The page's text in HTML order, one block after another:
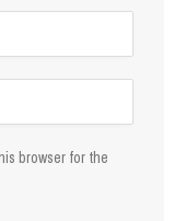
browser for the